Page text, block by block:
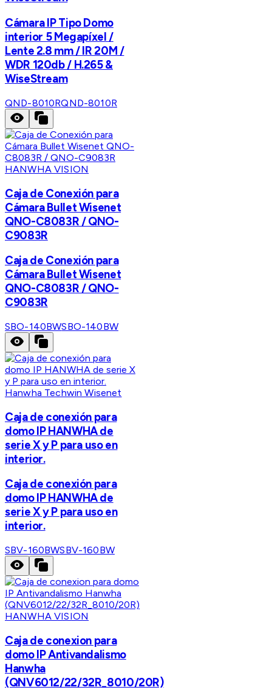
Cámara IP Tipo Domo
interior 5 Megapíxel /
Lente 2.8 mm / IR 20M /
WDR 120db / H.265 &
WiseStream
QND-8010RQND-8010R
HANWHA VISION
Caja de Conexión para
Cámara Bullet Wisenet
QNO-C8083R / QNO-
C9083R
Caja de Conexión para
Cámara Bullet Wisenet
QNO-C8083R / QNO-
C9083R
SBO-140BWSBO-140BW
Hanwha Techwin Wisenet
Caja de conexión para
domo IP HANWHA de
serie X y P para uso en
interior.
Caja de conexión para
domo IP HANWHA de
serie X y P para uso en
interior.
SBV-160BWSBV-160BW
HANWHA VISION
Caja de conexion para
domo IP Antivandalismo
Hanwha
(QNV6012/22/32R_8010/20R)